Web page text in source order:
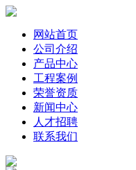
网站首页
公司介绍
产品中心
工程案例
荣誉资质
新闻中心
人才招聘
联系我们